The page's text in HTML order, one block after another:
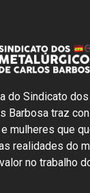
do Sindicato
Barbosa traz
mulheres que
realidades do
no trabalho